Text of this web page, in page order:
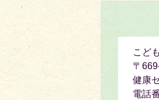
こど
〒
健康
電話